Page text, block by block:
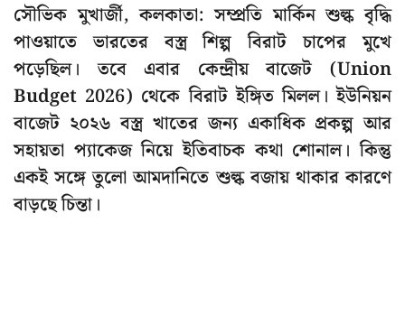
সৌভিক মুখার্জী, কলকাতা: সম্প্রতি মার্কিন শুল্ক বৃদ্ধি
পাওয়াতে ভারতের বস্ত্র শিল্প বিরাট চাপের মুখে
পড়েছিল। তবে এবার কেন্দ্রীয় বাজেট (Union
Budget 2026) থেকে বিরাট ইঙ্গিত মিলল। ইউনিয়ন
বাজেট ২০২৬ বস্ত্র খাতের জন্য একাধিক প্রকল্প আর
সহায়তা প্যাকেজ নিয়ে ইতিবাচক কথা শোনাল। কিন্তু
একই সঙ্গে তুলো আমদানিতে শুল্ক বজায় থাকার কারণে
বাড়ছে চিন্তা।